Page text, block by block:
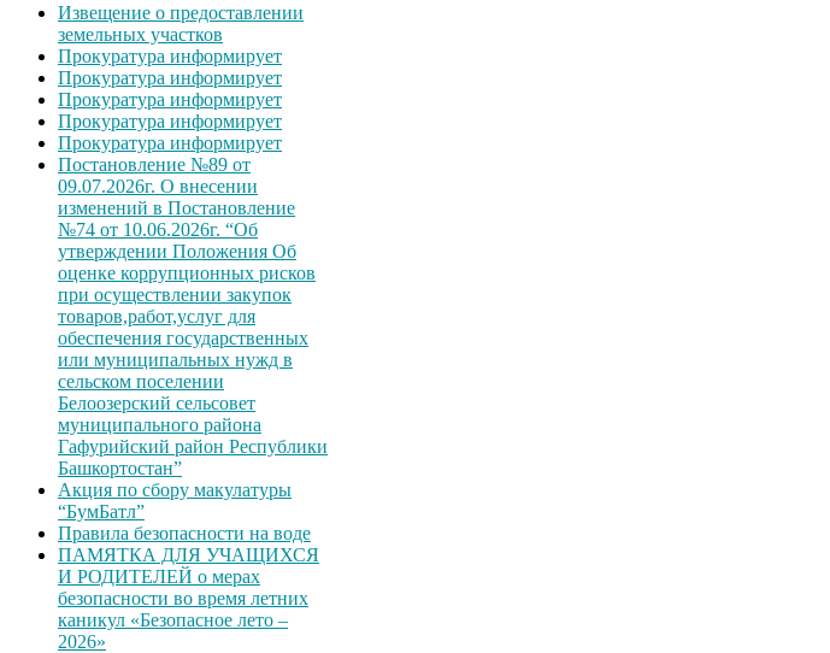
Извещение о предоставлении
земельных участков
Прокуратура информирует
Прокуратура информирует
Прокуратура информирует
Прокуратура информирует
Прокуратура информирует
Постановление №89 от
09.07.2026г. О внесении
изменений в Постановление
№74 от 10.06.2026г. “Об
утверждении Положения Об
оценке коррупционных рисков
при осуществлении закупок
товаров,работ,услуг для
обеспечения государственных
или муниципальных нужд в
сельском поселении
Белоозерский сельсовет
муниципального района
Гафурийский район Республики
Башкортостан”
Акция по сбору макулатуры
“БумБатл”
Правила безопасности на воде
ПАМЯТКА ДЛЯ УЧАЩИХСЯ
И РОДИТЕЛЕЙ о мерах
безопасности во время летних
каникул «Безопасное лето –
2026»